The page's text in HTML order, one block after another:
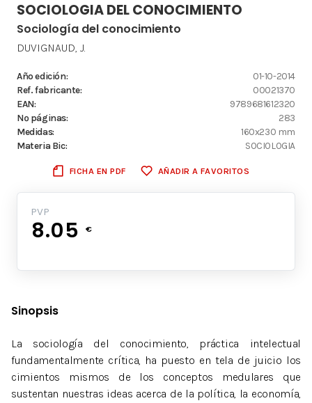
SOCIOLOGIA DEL CONOCIMIENTO
Sociología del conocimiento
DUVIGNAUD, J.
Año edición:
01-10-2014
Ref. fabricante:
00021370
EAN:
9789681612320
Nº páginas:
283
Medidas:
160x230 mm
Materia Bic:
SOCIOLOGIA
FICHA EN PDF AÑADIR A FAVORITOS
PVP
8.05 €
Sinopsis
La sociología del conocimiento, práctica intelectual
fundamentalmente crítica, ha puesto en tela de juicio los
cimientos mismos de los conceptos medulares que
sustentan nuestras ideas acerca de la política, la economía,